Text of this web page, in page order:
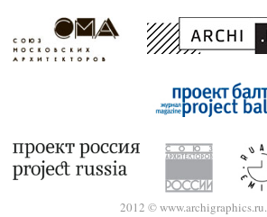
2012 © www.archigraphics.ru.